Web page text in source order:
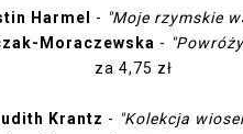
Harmel - "Moje rzymskie
Moraczewska -
za 4,75 zł
Krantz - "Kolekcja